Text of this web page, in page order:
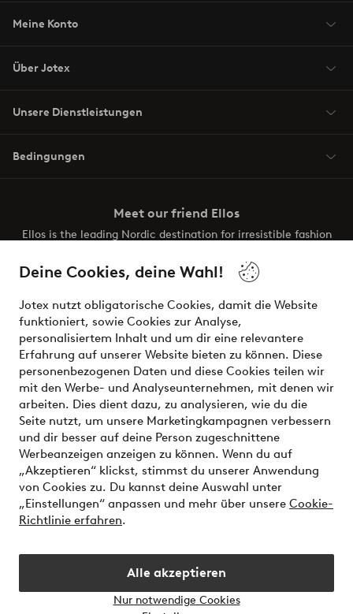
Deine Cookies, deine Wahl!
Jotex nutzt obligatorische Cookies, damit die Website
funktioniert, sowie Cookies zur Analyse,
personalisiertem Inhalt und um dir eine relevantere
Erfahrung auf unserer Website bieten zu können. Diese
personenbezogenen Daten und diese Cookies teilen wir
mit den Werbe- und Analyseunternehmen, mit denen wir
arbeiten. Dies dient dazu, zu analysieren, wie du die
Seite nutzt, um unsere Marketingkampagnen verbessern
und dir besser auf deine Person zugeschnittene
Werbeanzeigen anzeigen zu können. Wenn du auf
„Akzeptieren“ klickst, stimmst du unserer Anwendung
von Cookies zu. Du kannst deine Auswahl unter
„Einstellungen“ anpassen und mehr über unsere Cookie-
Richtlinie erfahren.
Alle akzeptieren
Nur notwendige Cookies
Meine Konto
Über Jotex
Unsere Dienstleistungen
Bedingungen
Meet our friend Ellos
Ellos is the leading Nordic destination for irresistible fashion
the latest trends, curated to make finding your next look
effortless. It’s all here.
Visit Ellos
Sichere Zahlungen - Jetzt bezahlen oder aufteilen
Möchtest du mehr über unsere
Zahlungsmöglichkeitenerfahren?